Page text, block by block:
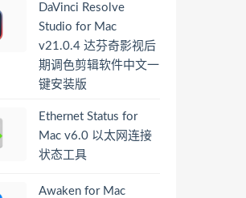
DaVinci Resolve
Studio for Mac
v21.0.4 达芬奇影视后
期调色剪辑软件中文一
键安装版
Ethernet Status for
Mac v6.0 以太网连接
状态工具
Awaken for Mac